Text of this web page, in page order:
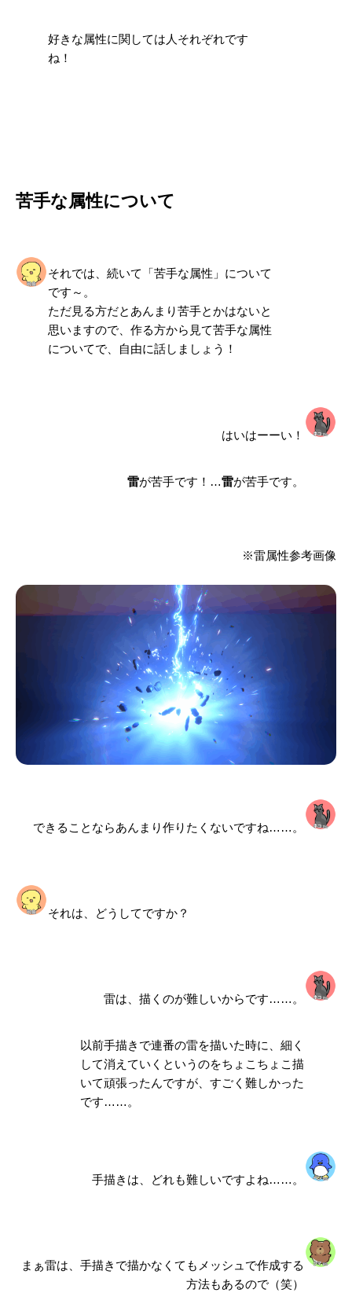
好きな属性に関しては人それぞれです
ね！
苦手な属性について
それでは、続いて「苦手な属性」について
です～。
ただ見る方だとあんまり苦手とかはないと
思いますので、作る方から見て苦手な属性
についてで、自由に話しましょう！
はいはーーい！
雷が苦手です！…雷が苦手です。
※雷属性参考画像
できることならあんまり作りたくないですね……。
それは、どうしてですか？
雷は、描くのが難しいからです……。
以前手描きで連番の雷を描いた時に、細く
して消えていくというのをちょこちょこ描
いて頑張ったんですが、すごく難しかった
です……。
手描きは、どれも難しいですよね……。
まぁ雷は、手描きで描かなくてもメッシュで作成する
方法もあるので（笑）